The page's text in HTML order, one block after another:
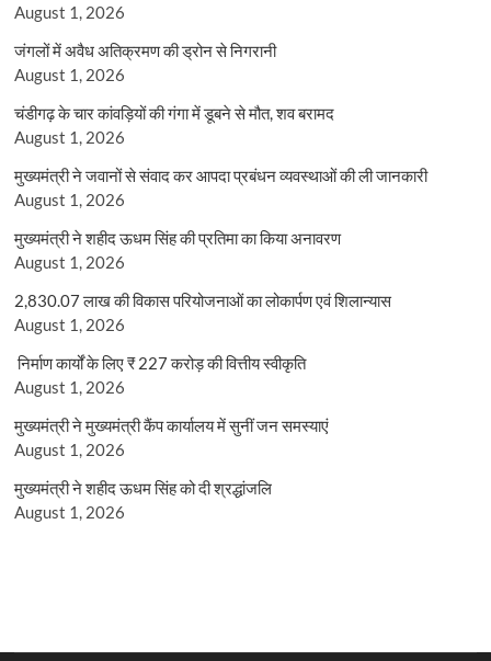
August 1, 2026
जंगलों में अवैध अतिक्रमण की ड्रोन से निगरानी
August 1, 2026
चंडीगढ़ के चार कांवड़ियों की गंगा में डूबने से मौत, शव बरामद
August 1, 2026
मुख्यमंत्री ने जवानों से संवाद कर आपदा प्रबंधन व्यवस्थाओं की ली जानकारी
August 1, 2026
मुख्यमंत्री ने शहीद ऊधम सिंह की प्रतिमा का किया अनावरण
August 1, 2026
2,830.07 लाख की विकास परियोजनाओं का लोकार्पण एवं शिलान्यास
August 1, 2026
निर्माण कार्यों के लिए ₹ 227 करोड़ की वित्तीय स्वीकृति
August 1, 2026
मुख्यमंत्री ने मुख्यमंत्री कैंप कार्यालय में सुनीं जन समस्याएं
August 1, 2026
मुख्यमंत्री ने शहीद ऊधम सिंह को दी श्रद्धांजलि
August 1, 2026